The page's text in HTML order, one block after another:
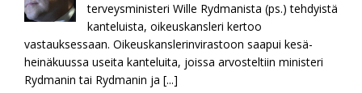
terveysministeri Wille Rydmanista (ps.) tehdyistä
kanteluista, oikeuskansleri kertoo
vastauksessaan. Oikeuskanslerinvirastoon saapui kesä-
heinäkuussa useita kanteluita, joissa arvosteltiin ministeri
Rydmanin tai Rydmanin ja [...]